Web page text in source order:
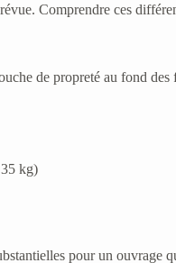
Comprendre ces
de propreté au fond
kg)
pour un